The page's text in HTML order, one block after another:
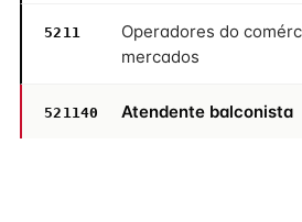
5211
Operadores do
mercados
521140 Atendente balconista